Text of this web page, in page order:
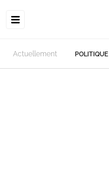
Actuellement POLITIQUE